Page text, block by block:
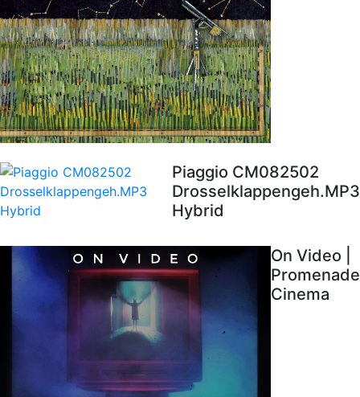
Piaggio CM082502
Drosselklappengeh.MP3
Hybrid
On Video |
Promenade
Cinema